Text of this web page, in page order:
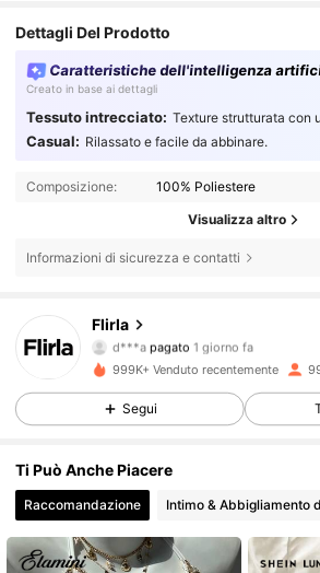
Dettagli Del Prodotto
Caratteristiche dell'intelligenza
Creato in base ai dettagli
Tessuto intrecciato: Texture strutturata con
Casual: Rilassato e facile da abbinare.
Composizione: 100% Poliestere
Visualizza altro
Informazioni di sicurezza e contatti
Flirlad***a
s***esegue5 ore fa
999K+ Venduto recentemente
Segui
Ti Può Anche Piacere
Raccomandazione Intimo & Abbigliamento